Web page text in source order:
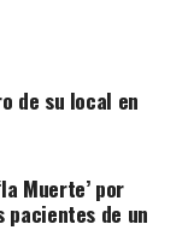
de su local en
Muerte’ por
de un